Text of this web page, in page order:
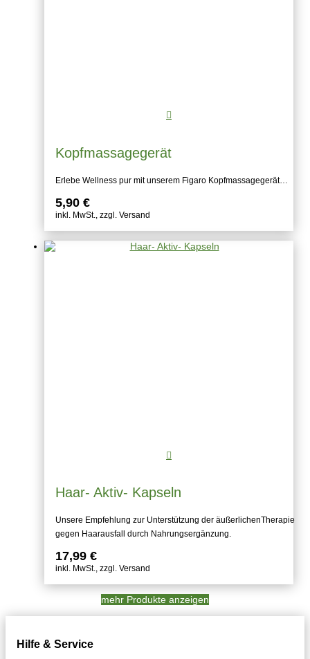
Kopfmassagegerät
Erlebe Wellness pur mit unserem Figaro Kopfmassagegerät…
5,90 €
inkl. MwSt., zzgl. Versand
Haar- Aktiv- Kapseln
Unsere Empfehlung zur Unterstützung der äußerlichenTherapie
gegen Haarausfall durch Nahrungsergänzung.
17,99 €
inkl. MwSt., zzgl. Versand
mehr Produkte anzeigen
Hilfe & Service